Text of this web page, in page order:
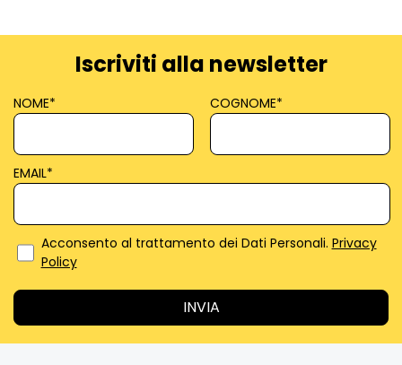
Iscriviti alla newsletter
NOME* COGNOME*
EMAIL*
Acconsento al trattamento dei Dati Personali. Privacy
Policy